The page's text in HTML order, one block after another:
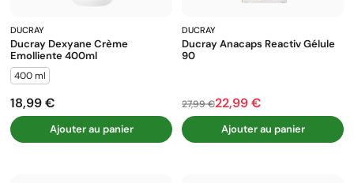
DUCRAY
Ducray Dexyane Crème
Emolliente 400ml
400 ml
Prix
18,99 €
Ajouter au panier
DUCRAY
Ducray Anacaps Reactiv Gélule
90
Prix de base
27,99 €
Prix 22,99 €
Ajouter au panier